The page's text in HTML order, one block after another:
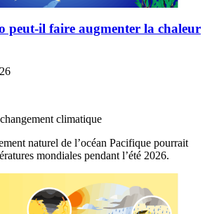
peut-il faire augmenter la chaleur
climatique
naturel de l’océan Pacifique pourrait
mondiales pendant l’été 2026.